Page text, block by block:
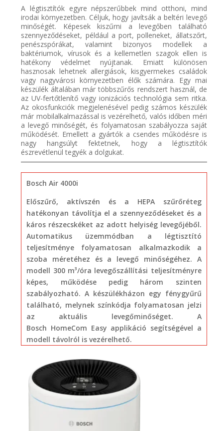
A légtisztítók egyre népszerűbbek mind otthoni, mind
irodai környezetben. Céljuk, hogy javítsák a beltéri levegő
minőségét. Képesek kiszűrni a levegőben található
szennyeződéseket, például a port, polleneket, állatszőrt,
penészspórákat, valamint bizonyos modellek a
baktériumok, vírusok és a kellemetlen szagok ellen is
hatékony védelmet nyújtanak. Emiatt különösen
hasznosak lehetnek allergiások, kisgyermekes családok
vagy nagyvárosi környezetben élők számára. Egy mai
készülék általában már többszűrős rendszert használ, de
az UV-fertőtlenítő vagy ionizációs technológia sem ritka.
Az okosfunkciók megjelenésével pedig számos készülék
már mobilalkalmazással is vezérelhető, valós időben méri
a levegő minőségét, és folyamatosan szabályozza saját
működését. Emellett a gyártók a csendes működésre is
nagy hangsúlyt fektetnek, hogy a légtisztítók
észrevétlenül tegyék a dolgukat.
Bosch Air 4000i
Előszűrő, aktívszén és a HEPA szűrőréteg
hatékonyan távolítja el a szennyeződéseket és a
káros részecskéket az adott helyiség levegőjéből.
Automatikus üzemmódban a légtisztító
teljesítménye folyamatosan alkalmazkodik a
szoba méretéhez és a levegő minőségéhez. A
modell 300 m³/óra levegőszállítási teljesítményre
képes, működése pedig három szinten
szabályozható. A készülékházon egy fénygyűrű
található, melynek színkódja folyamatosan jelzi
az aktuális levegőminőséget. A
Bosch HomeCom Easy applikáció segítségével a
modell távolról is vezérelhető.